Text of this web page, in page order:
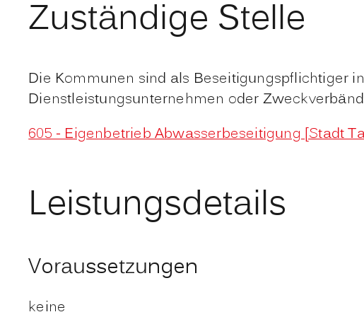
Zuständige Stelle
Die Kommunen sind als Beseitigungspflichtiger
Dienstleistungsunternehmen oder
605 - Eigenbetrieb Abwasserbeseitigung [Stadt
Leistungsdetails
Voraussetzungen
keine